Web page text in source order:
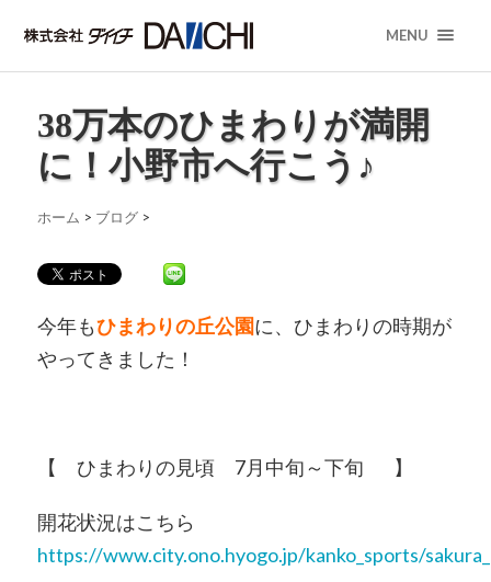
MENU
38万本のひまわりが満開
に！小野市へ行こう♪
ホーム > ブログ >
今年もひまわりの丘公園に、ひまわりの時期が
やってきました！
【 ひまわりの見頃 7月中旬～下旬 】
開花状況はこちら
https://www.city.ono.hyogo.jp/kanko_sports/